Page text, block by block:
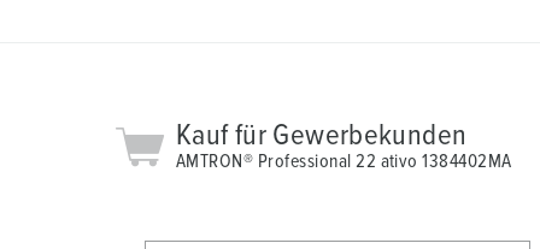
Kauf für Gewerbekunden
AMTRON® Professional 22 ativo 1384402MA